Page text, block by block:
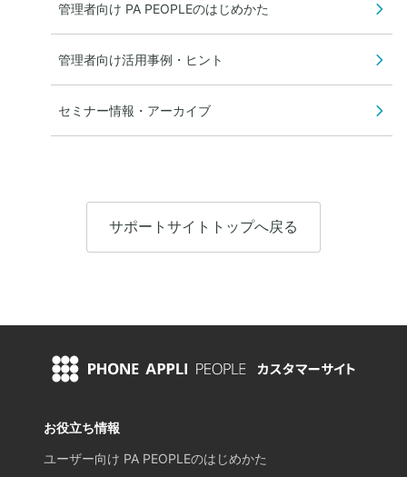
管理者向け PA PEOPLEのはじめかた
管理者向け活用事例・ヒント
セミナー情報・アーカイブ
サポートサイトトップへ戻る
お役立ち情報
ユーザー向け PA PEOPLEのはじめかた